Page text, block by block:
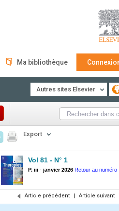
Ma bibliothèque
Autres sites Elsevier
Export
Vol 81 - N° 1
P. iii - janvier 2026 Retour au numéro
Article précédent | Article suivant